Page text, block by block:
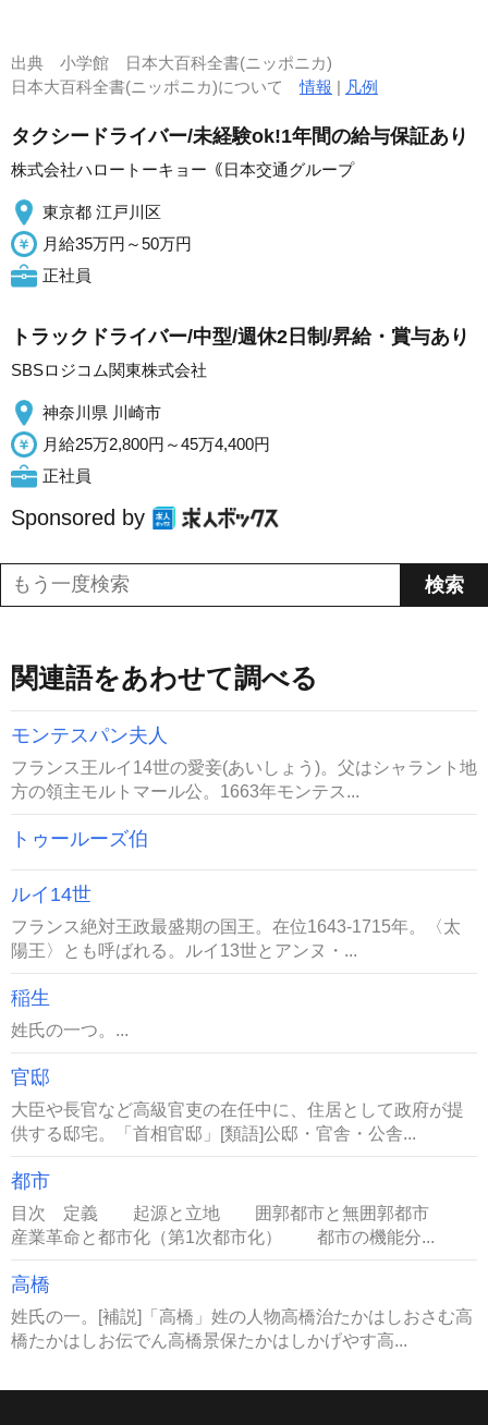
出典 小学館 日本大百科全書(ニッポニカ)
日本大百科全書(ニッポニカ)について情報 | 凡例
タクシードライバー/未経験ok!1年間の給与保証あり
株式会社ハロートーキョー｟日本交通グループ
東京都 江戸川区
月給35万円～50万円
正社員
トラックドライバー/中型/週休2日制/昇給・賞与あり
SBSロジコム関東株式会社
神奈川県 川崎市
月給25万2,800円～45万4,400円
正社員
Sponsored by
関連語をあわせて調べる
モンテスパン夫人
フランス王ルイ14世の愛妾(あいしょう)。父はシャラント地
方の領主モルトマール公。1663年モンテス...
トゥールーズ伯
ルイ14世
フランス絶対王政最盛期の国王。在位1643-1715年。〈太
陽王〉とも呼ばれる。ルイ13世とアンヌ・...
稲生
姓氏の一つ。...
官邸
大臣や長官など高級官吏の在任中に、住居として政府が提
供する邸宅。「首相官邸」[類語]公邸・官舎・公舎...
都市
目次 定義 起源と立地 囲郭都市と無囲郭都市
産業革命と都市化（第1次都市化） 都市の機能分...
高橋
姓氏の一。[補説]「高橋」姓の人物高橋治たかはしおさむ高
橋たかはしお伝でん高橋景保たかはしかげやす高...